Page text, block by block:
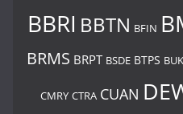
BBRI BBTN BFIN
BRMS BRPT BSDE BTPS
CMRY CTRA CUAN